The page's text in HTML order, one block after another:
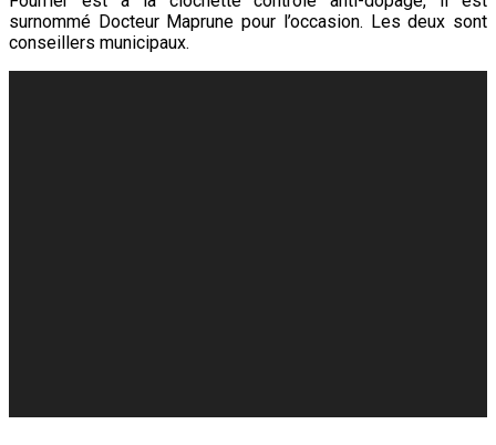
surnommé Docteur Maprune pour l’occasion. Les deux sont
conseillers municipaux.